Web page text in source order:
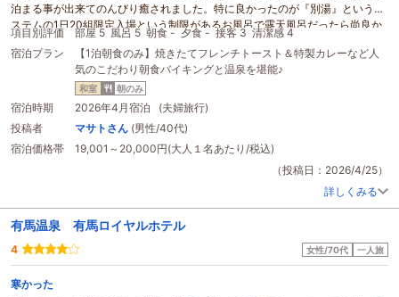
泊まる事が出来てのんびり癒されました。特に良かったのが『別湯』というシ
ステムの1日20組限定入場という制限があるお風呂で露天風呂だったら尚良か
ったが少人数で広々とした温泉を堪能出来てマッサージチェアや冷蔵庫に入っ
てるビールまで無料という貸切風呂とはまた違う格別なシステムに驚きと満足
感がありまたいつか草津温泉に来る際は桜井で…しがも更に格別なサービスと
システムが充実してそうなラウンジ利用で泊まりたいと思わされたさすがは有
名老舗旅館 だと感服しました
項目別評価 部屋 5 風呂 5 朝食 - 夕食 - 接客 3 清潔感 4
宿泊プラン
【1泊朝食のみ】焼きたてフレンチトースト＆特製カレーなど人
気のこだわり朝食バイキングと温泉を堪能♪
和室 朝のみ
宿泊時期
2026年4月宿泊 (夫婦旅行)
投稿者
マサトさん (男性/40代)
宿泊価格帯
19,001～20,000円(大人１名あたり/税込)
（投稿日：2026/4/25）
詳しくみる
有馬温泉 有馬ロイヤルホテル
4 女性/70代 一人旅
寒かった